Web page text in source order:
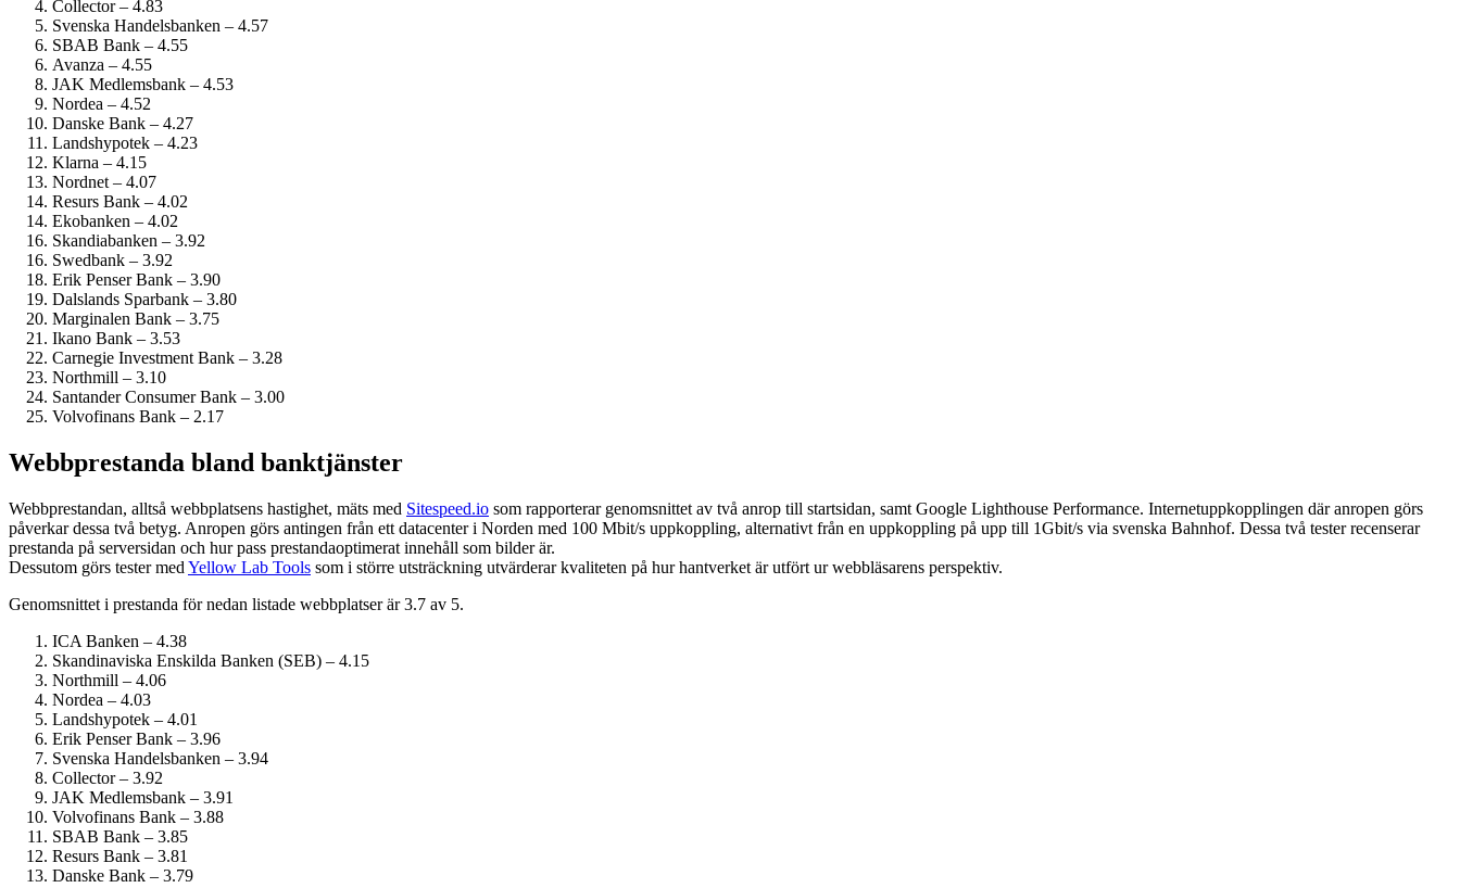
Collector – 4.83
Svenska Handelsbanken – 4.57
SBAB Bank – 4.55
Avanza – 4.55
JAK Medlemsbank – 4.53
Nordea – 4.52
Danske Bank – 4.27
Landshypotek – 4.23
Klarna – 4.15
Nordnet – 4.07
Resurs Bank – 4.02
Ekobanken – 4.02
Skandiabanken – 3.92
Swedbank – 3.92
Erik Penser Bank – 3.90
Dalslands Sparbank – 3.80
Marginalen Bank – 3.75
Ikano Bank – 3.53
Carnegie Investment Bank – 3.28
Northmill – 3.10
Santander Consumer Bank – 3.00
Volvofinans Bank – 2.17
Webbprestanda bland banktjänster
Webbprestandan, alltså webbplatsens hastighet, mäts med Sitespeed.io som rapporterar genomsnittet av två anrop till startsidan, samt Google Lighthouse Performance. Internet­uppkopplingen där anropen görs
påverkar dessa två betyg. Anropen görs antingen från ett datacenter i Norden med 100 Mbit/s uppkoppling, alternativt från en uppkoppling på upp till 1Gbit/s via svenska Bahnhof. Dessa två tester recenserar
prestanda på serversidan och hur pass prestanda­optimerat innehåll som bilder är.
Dessutom görs tester med Yellow Lab Tools som i större utsträckning utvärderar kvaliteten på hur hantverket är utfört ur webbläsarens perspektiv.
Genomsnittet i prestanda för nedan listade webbplatser är 3.7 av 5.
ICA Banken – 4.38
Skandinaviska Enskilda Banken (SEB) – 4.15
Northmill – 4.06
Nordea – 4.03
Landshypotek – 4.01
Erik Penser Bank – 3.96
Svenska Handelsbanken – 3.94
Collector – 3.92
JAK Medlemsbank – 3.91
Volvofinans Bank – 3.88
SBAB Bank – 3.85
Resurs Bank – 3.81
Danske Bank – 3.79